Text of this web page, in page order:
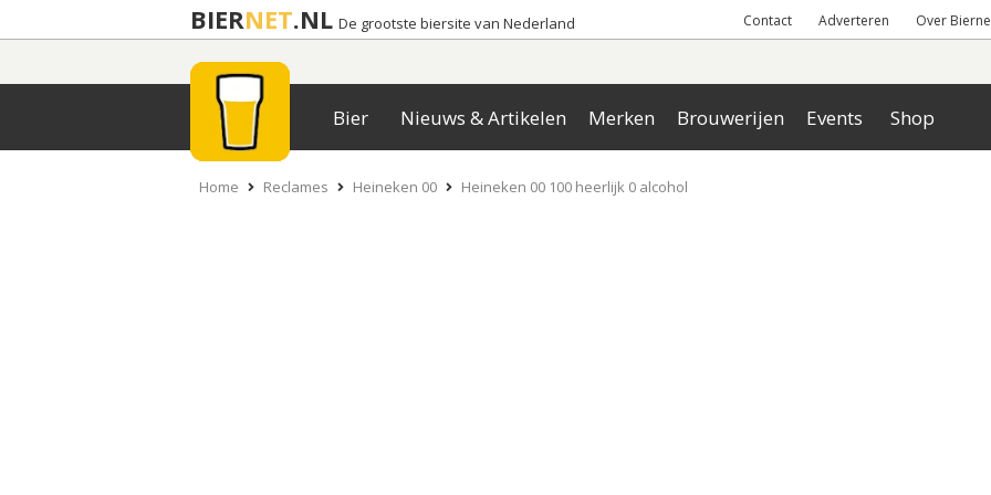
BIERNET.NL De grootste biersite van Nederland Contact Adverteren Over
Bier Nieuws & Artikelen Merken Brouwerijen Events Shop
Home Reclames Heineken 00 Heineken 00 100 heerlijk 0 alcohol